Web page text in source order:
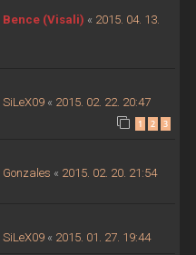
Bence (Visali) « 2015. 04. 13.
SiLeX09« 2015. 02. 22. 20:47
1 2 3
Gonzales « 2015. 02. 20. 21:54
SiLeX09« 2015. 01. 27. 19:44